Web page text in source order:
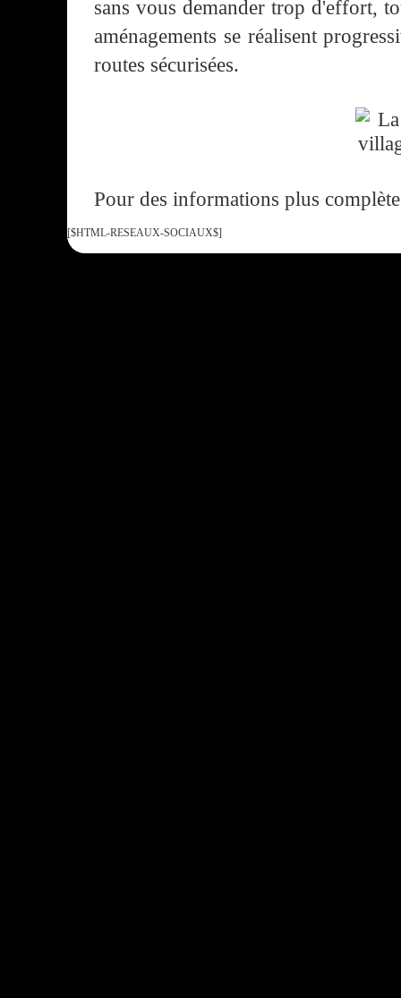
sans vous demander trop d'effort,
aménagements se réalisent
routes sécurisées.
Pour des informations plus
[$HTML-RESEAUX-SOCIAUX$]